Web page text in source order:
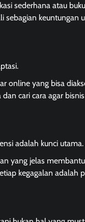
sederhana atau
sebagian keuntungan
online yang bisa
dan cari cara agar
adalah kunci utama.
yang jelas
kegagalan adalah